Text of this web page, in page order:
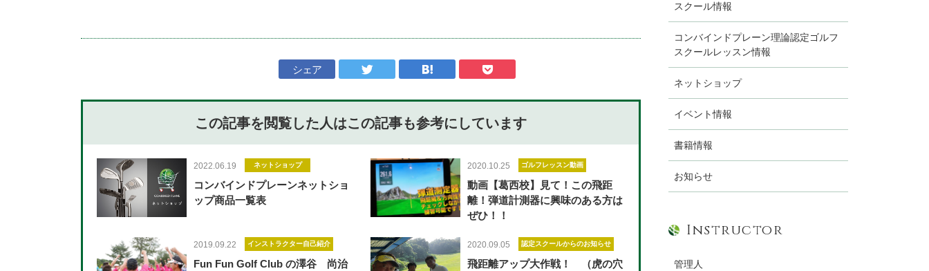
シェア
この記事を閲覧した人はこの記事も参考にしています
2022.06.19 ネットショップ
コンバインドプレーンネットショ
ップ商品一覧表
2020.10.25 ゴルフレッスン動画
動画【葛西校】見て！この飛距
離！弾道計測器に興味のある方は
ぜひ！！
2019.09.22 インストラクター自己紹介
Fun Fun Golf Club の澤谷 尚治
2020.09.05 認定スクールからのお知らせ
飛距離アップ大作戦！ （虎の穴
スクール情報
コンバインドプレーン理論認定ゴルフ
スクールレッスン情報
ネットショップ
イベント情報
書籍情報
お知らせ
Instructor
管理人